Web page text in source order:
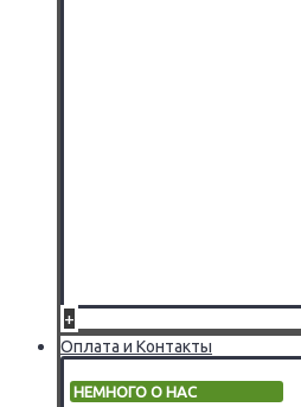
+
Оплата и Контакты
НЕМНОГО О НАС